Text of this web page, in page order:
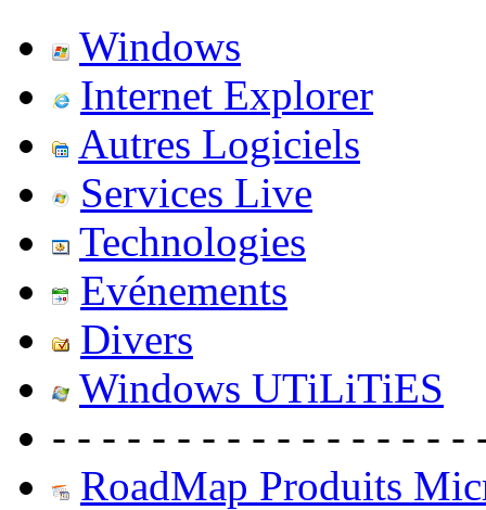
Windows
Internet Explorer
Autres Logiciels
Services Live
Technologies
Evénements
Divers
Windows UTiLiTiES
- - - - - - - - - - - - - - - - -
RoadMap Produits